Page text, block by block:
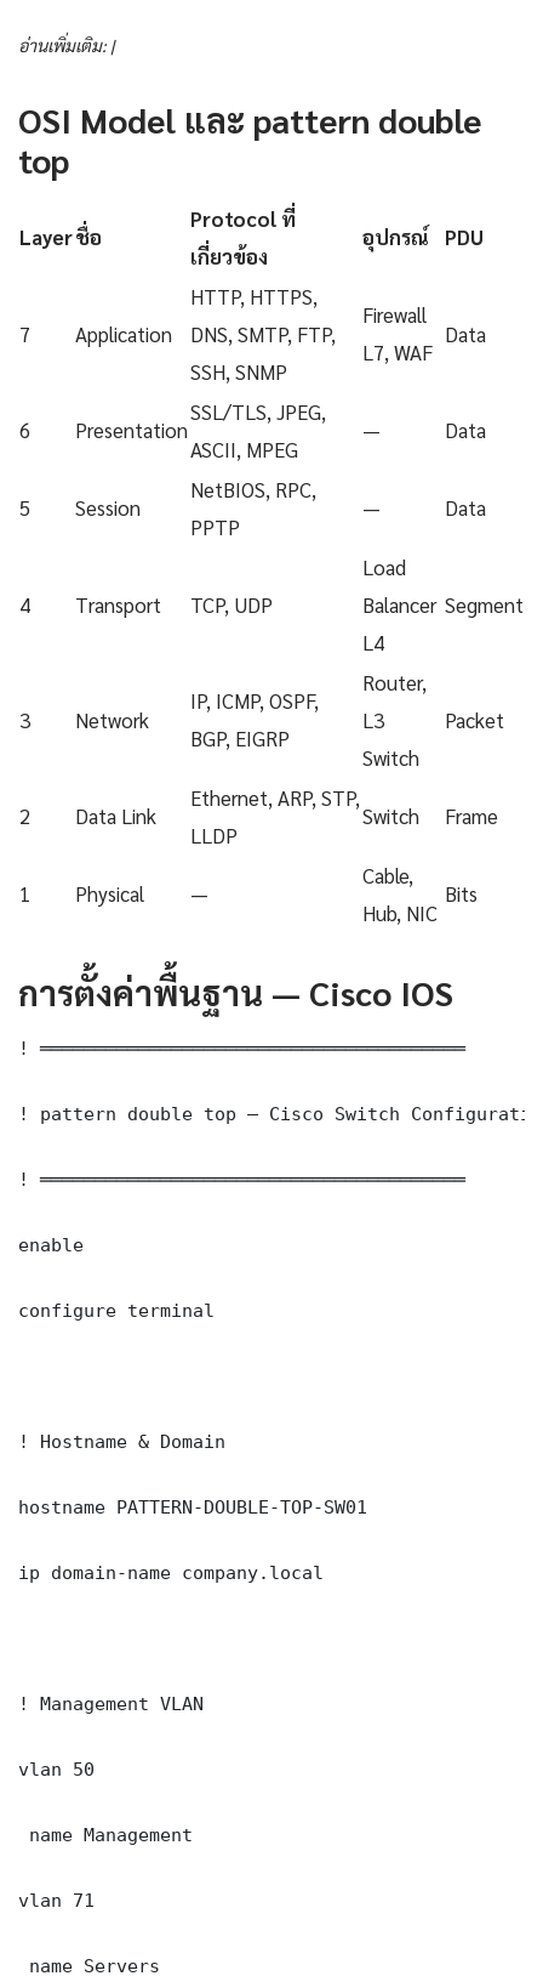
อ่านเพิ่มเติม: |
OSI Model และ pattern double
top
Layerชื่อ
Protocol ที่
เกี่ยวข้อง
อุปกรณ์ PDU
7 Application
HTTP, HTTPS,
DNS, SMTP, FTP,
SSH, SNMP
Firewall
L7, WAF
Data
6 Presentation
SSL/TLS, JPEG,
ASCII, MPEG
— Data
5 Session
NetBIOS, RPC,
PPTP
— Data
4 Transport TCP, UDP
Load
Balancer
L4
Segment
3 Network
IP, ICMP, OSPF,
BGP, EIGRP
Router,
L3
Switch
Packet
2 Data Link
Ethernet, ARP, STP,
LLDP
Switch Frame
1 Physical —
Cable,
Hub, NIC
Bits
การตั้งค่าพื้นฐาน — Cisco IOS
! ═══════════════════════════════════════
! pattern double top — Cisco Switch
! ═══════════════════════════════════════
enable
configure terminal
! Hostname & Domain
hostname PATTERN-DOUBLE-TOP-SW01
ip domain-name company.local
! Management VLAN
vlan 50
name Management
vlan 71
name Servers